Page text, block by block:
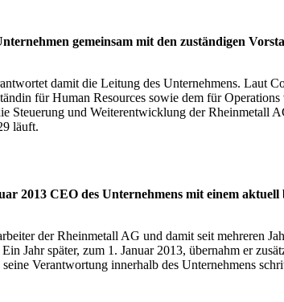
gemeinsam mit den zuständigen
damit die Leitung des Unternehmens. Laut
für Human Resources sowie dem für
Steuerung und Weiterentwicklung der Rheinmetall
läuft.
2013 CEO des Unternehmens mit einem aktuell
der Rheinmetall AG und damit seit mehreren
Jahr später, zum 1. Januar 2013, übernahm er
Verantwortung innerhalb des Unternehmens